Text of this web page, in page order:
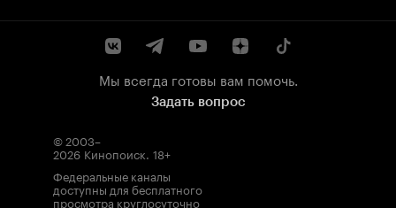
Мы всегда готовы вам помочь.
Задать вопрос
© 2003–
2026 Кинопоиск. 18+
Федеральные каналы
доступны для бесплатного
просмотра круглосуточно